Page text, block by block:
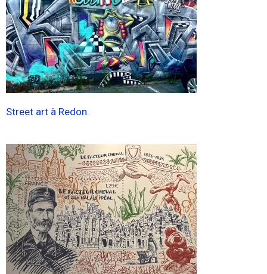
Street art à Redon.